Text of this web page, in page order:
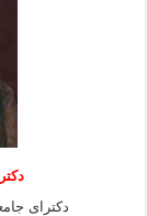
دكتر شهلا
دكتراى